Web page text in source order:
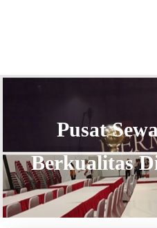
Pusat
Berkualitas